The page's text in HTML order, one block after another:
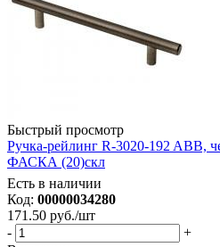
Быстрый просмотр
Ручка-рейлинг R-3020-192 ABB,
ФАСКА (20)скл
Есть в наличии
Код: 00000034280
171.50 руб./шт
-
+